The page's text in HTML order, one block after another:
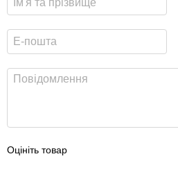
Оцініть товар